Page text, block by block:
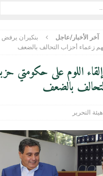
آخر الأخبار/عاجل
بنكيران يرفض
زعماء أحزاب التحالف بالضعف
اللوم على حكومتي
بالضعف
هيئة التحرير